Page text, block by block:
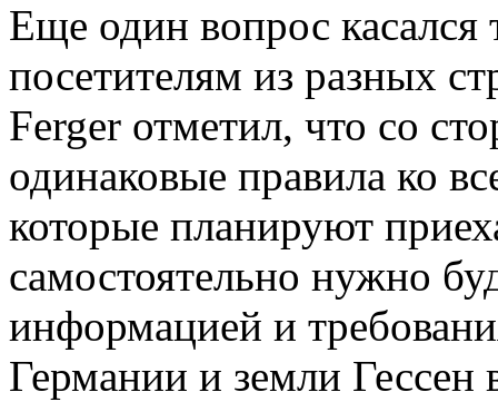
Еще один вопрос касался
посетителям из разных
Ferger отметил, что со
одинаковые правила ко
которые планируют
самостоятельно нужно
информацией и
Германии и земли